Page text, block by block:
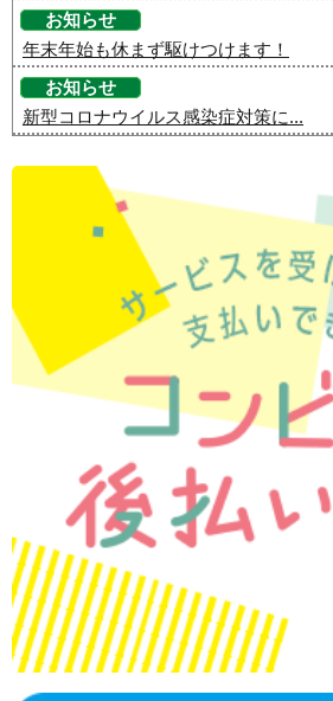
お知らせ
年末年始も休まず駆けつけます！
お知らせ
新型コロナウイルス感染症対策に...